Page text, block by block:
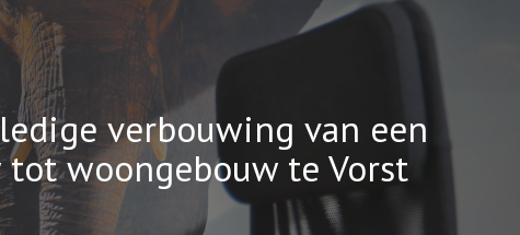
verbouwing van een
woongebouw te Vorst